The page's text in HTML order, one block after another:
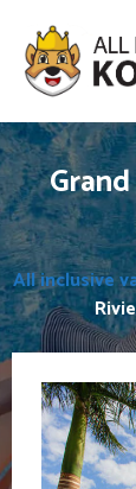
naar
inhoud
All inclusive